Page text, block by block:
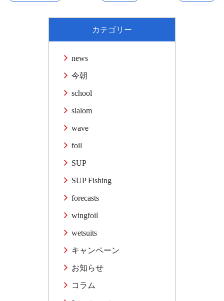
カテゴリー
news
今朝
school
slalom
wave
foil
SUP
SUP Fishing
forecasts
wingfoil
wetsuits
キャンペーン
お知らせ
コラム